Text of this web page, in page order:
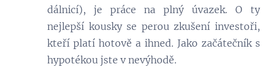
dálnicí), je práce na plný úvazek. O ty
nejlepší kousky se perou zkušení investoři,
kteří platí hotově a ihned. Jako začátečník s
hypotékou jste v nevýhodě.